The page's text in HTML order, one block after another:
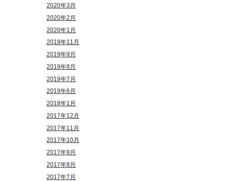
2020年3月
2020年2月
2020年1月
2019年11月
2019年9月
2019年8月
2019年7月
2019年6月
2018年1月
2017年12月
2017年11月
2017年10月
2017年9月
2017年8月
2017年7月